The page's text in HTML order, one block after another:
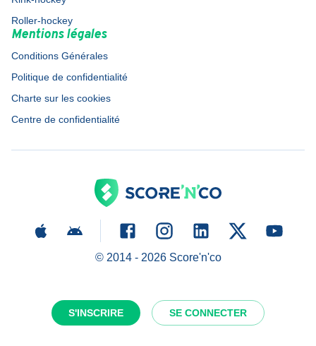
S'INSCRIRE SE CONNECTER
Roller-hockey
Mentions légales
Conditions Générales
Politique de confidentialité
Charte sur les cookies
Centre de confidentialité
© 2014 - 2026Score'n'co